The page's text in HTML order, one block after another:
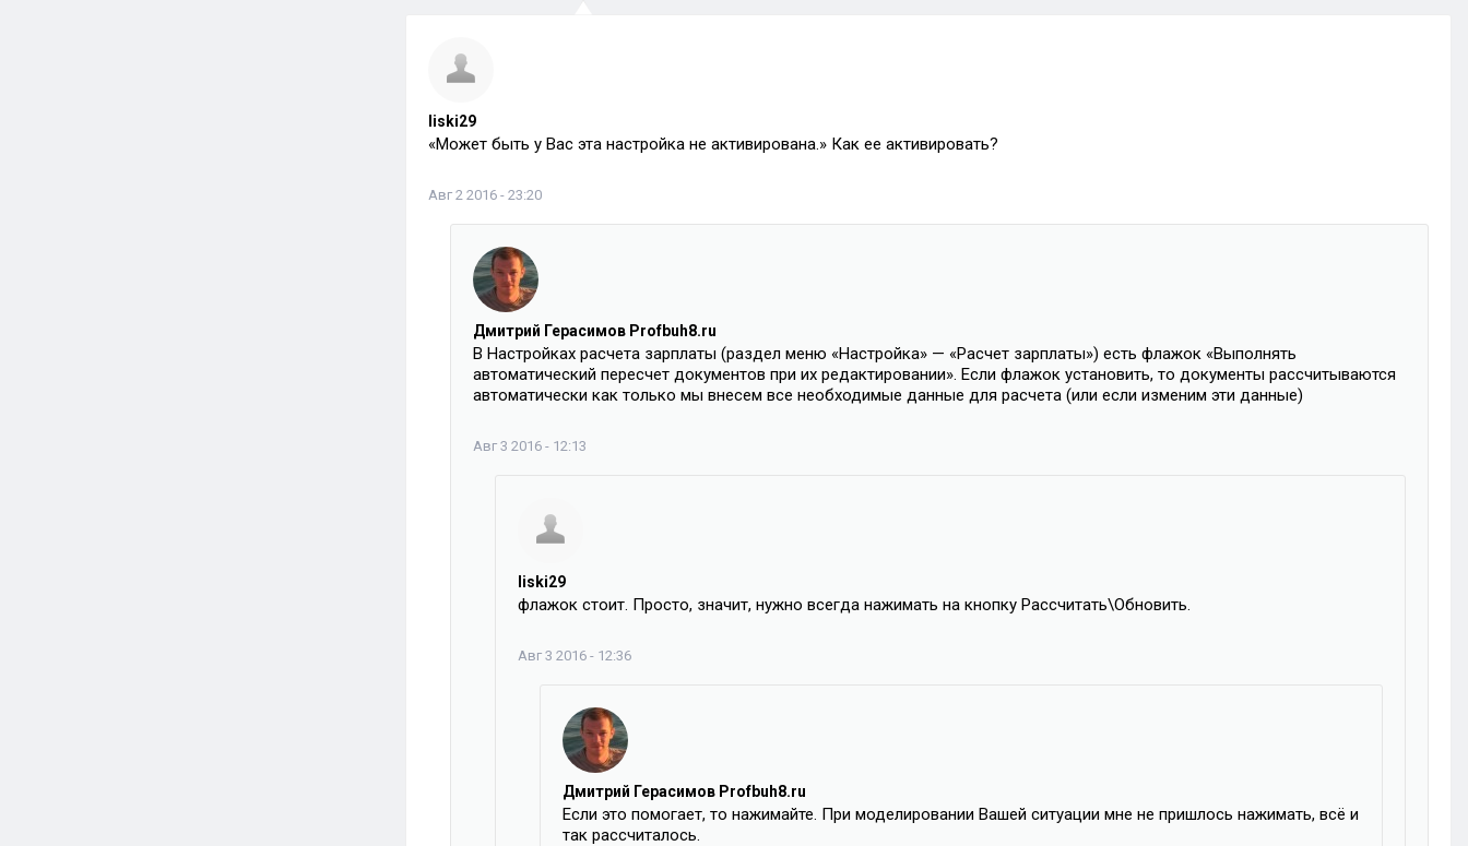
liski29
«Может быть у Вас эта настройка не активирована.» Как ее активировать?
Авг 2 2016 - 23:20
Дмитрий Герасимов Profbuh8.ru
В Настройках расчета зарплаты (раздел меню «Настройка» — «Расчет зарплаты») есть флажок «Выполнять
автоматический пересчет документов при их редактировании». Если флажок установить, то документы рассчитываются
автоматически как только мы внесем все необходимые данные для расчета (или если изменим эти данные)
Авг 3 2016 - 12:13
liski29
флажок стоит. Просто, значит, нужно всегда нажимать на кнопку Рассчитать\Обновить.
Авг 3 2016 - 12:36
Дмитрий Герасимов Profbuh8.ru
Если это помогает, то нажимайте. При моделировании Вашей ситуации мне не пришлось нажимать, всё и
так рассчиталось.